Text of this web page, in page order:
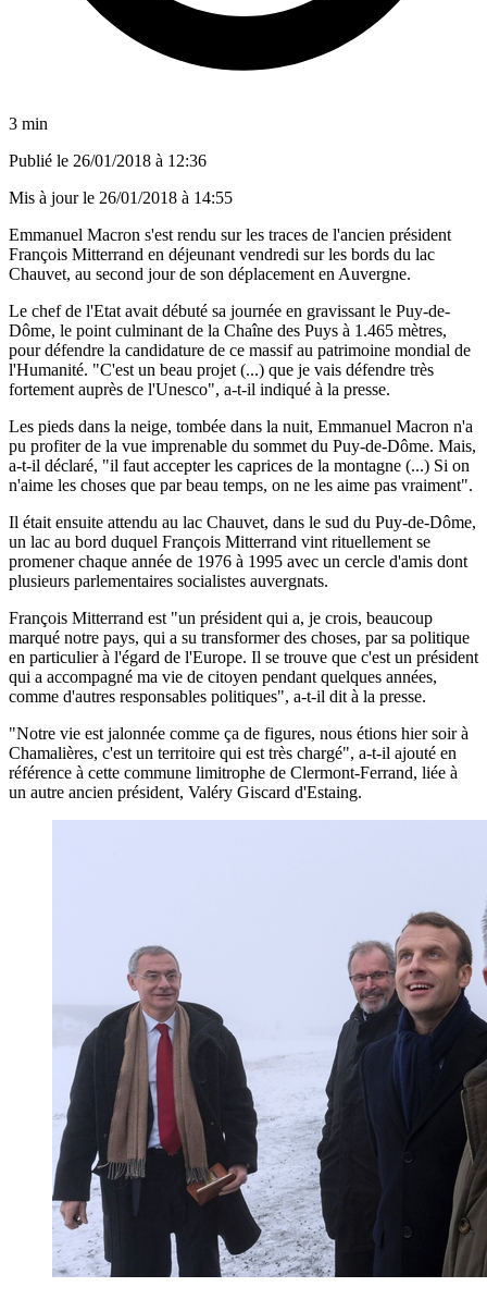
3 min
Publié le 26/01/2018 à 12:36
Mis à jour le 26/01/2018 à 14:55
Emmanuel Macron s'est rendu sur les traces de l'ancien président
François Mitterrand en déjeunant vendredi sur les bords du lac
Chauvet, au second jour de son déplacement en Auvergne.
Le chef de l'Etat avait débuté sa journée en gravissant le Puy-de-
Dôme, le point culminant de la Chaîne des Puys à 1.465 mètres,
pour défendre la candidature de ce massif au patrimoine mondial de
l'Humanité. "C'est un beau projet (...) que je vais défendre très
fortement auprès de l'Unesco", a-t-il indiqué à la presse.
Les pieds dans la neige, tombée dans la nuit, Emmanuel Macron n'a
pu profiter de la vue imprenable du sommet du Puy-de-Dôme. Mais,
a-t-il déclaré, "il faut accepter les caprices de la montagne (...) Si on
n'aime les choses que par beau temps, on ne les aime pas vraiment".
Il était ensuite attendu au lac Chauvet, dans le sud du Puy-de-Dôme,
un lac au bord duquel François Mitterrand vint rituellement se
promener chaque année de 1976 à 1995 avec un cercle d'amis dont
plusieurs parlementaires socialistes auvergnats.
François Mitterrand est "un président qui a, je crois, beaucoup
marqué notre pays, qui a su transformer des choses, par sa politique
en particulier à l'égard de l'Europe. Il se trouve que c'est un président
qui a accompagné ma vie de citoyen pendant quelques années,
comme d'autres responsables politiques", a-t-il dit à la presse.
"Notre vie est jalonnée comme ça de figures, nous étions hier soir à
Chamalières, c'est un territoire qui est très chargé", a-t-il ajouté en
référence à cette commune limitrophe de Clermont-Ferrand, liée à
un autre ancien président, Valéry Giscard d'Estaing.